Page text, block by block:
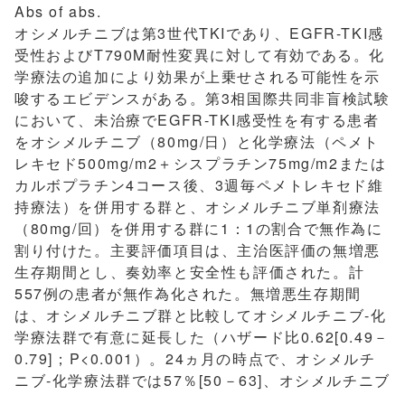
Abs of abs.
オシメルチニブは第3世代TKIであり、EGFR-TKI感
受性およびT790M耐性変異に対して有効である。化
学療法の追加により効果が上乗せされる可能性を示
唆するエビデンスがある。第3相国際共同非盲検試験
において、未治療でEGFR-TKI感受性を有する患者
をオシメルチニブ（80mg/日）と化学療法（ペメト
レキセド500mg/m2＋シスプラチン75mg/m2または
カルボプラチン4コース後、3週毎ペメトレキセド維
持療法）を併用する群と、オシメルチニブ単剤療法
（80mg/回）を併用する群に1：1の割合で無作為に
割り付けた。主要評価項目は、主治医評価の無増悪
生存期間とし、奏効率と安全性も評価された。計
557例の患者が無作為化された。無増悪生存期間
は、オシメルチニブ群と比較してオシメルチニブ-化
学療法群で有意に延長した（ハザード比0.62[0.49－
0.79]；P<0.001）。24ヵ月の時点で、オシメルチ
ニブ-化学療法群では57％[50－63]、オシメルチニブ